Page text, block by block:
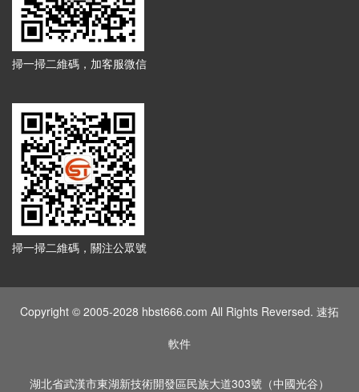
掃一掃二維碼，加客服微信
掃一掃二維碼，關注公眾號
Copyright © 2005-2028 hbst666.com All Rights Reversed. 速拓
軟件
湖北省武漢市東湖新技術開發區民族大道303號（中國光谷）